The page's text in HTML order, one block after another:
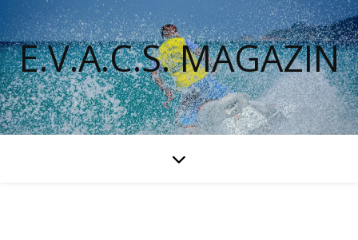
E.V.A.C.S. MAGAZIN